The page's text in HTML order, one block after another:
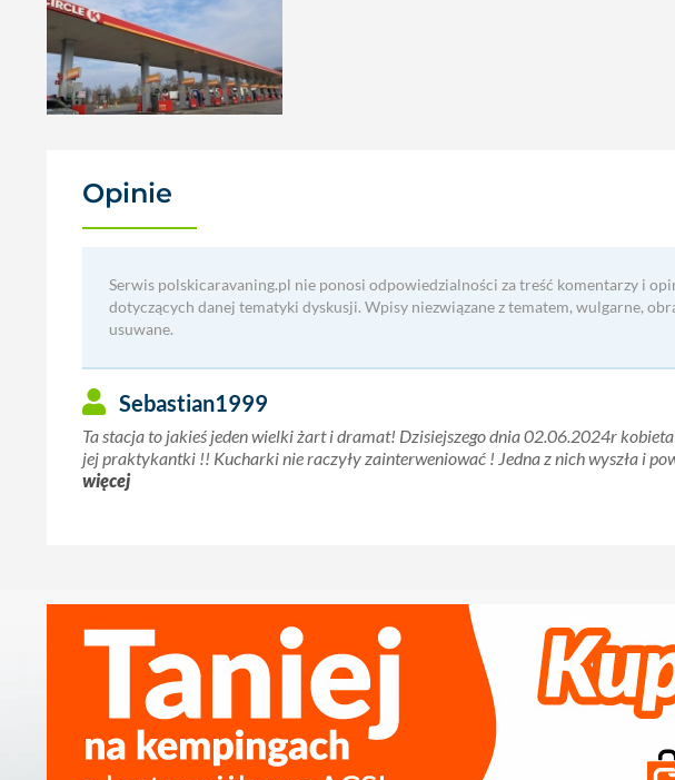
Opinie
Serwis polskicaravaning.pl nie ponosi odpowiedzialności za treść komentarzy i
dotyczących danej tematyki dyskusji. Wpisy niezwiązane z tematem, wulgarne,
usuwane.
Sebastian1999
Ta stacja to jakieś jeden wielki żart i dramat! Dzisiejszego dnia 02.06.2024r kobieta
jej praktykantki !! Kucharki nie raczyły zainterweniować ! Jedna z nich wyszła i
więcej